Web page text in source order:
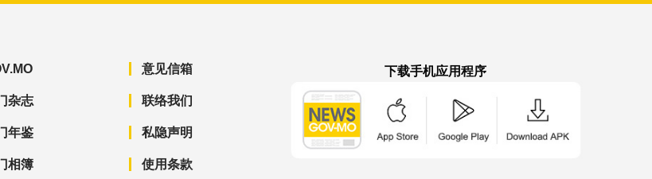
杂志
年鉴
相簿
意见信箱
联络我们
私隐声明
使用条款
下载手机应用程序